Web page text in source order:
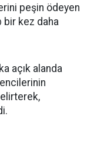
peşin ödeyen
bir kez daha
açık alanda